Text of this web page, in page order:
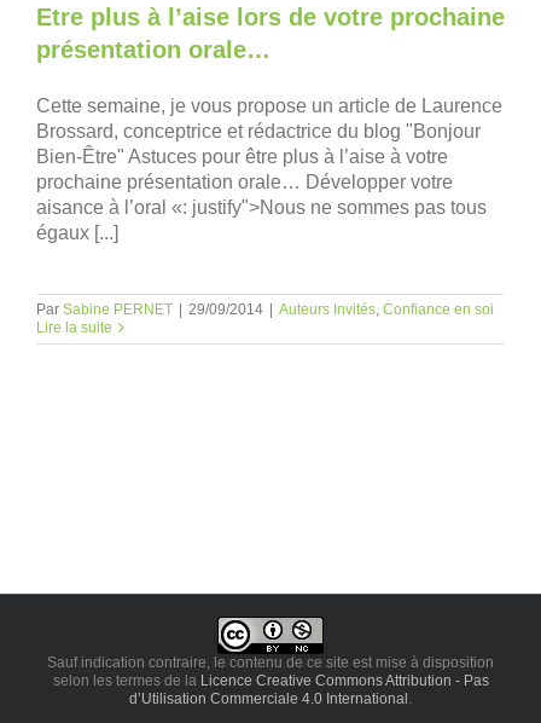
Etre plus à l’aise lors de votre prochaine
présentation orale…
Cette semaine, je vous propose un article de Laurence
Brossard, conceptrice et rédactrice du blog "Bonjour
Bien-Être" Astuces pour être plus à l’aise à votre
prochaine présentation orale… Développer votre
aisance à l’oral «: justify">Nous ne sommes pas tous
égaux [...]
Par Sabine PERNET | 29/09/2014 | Auteurs Invités, Confiance en soi
Lire la suite
Sauf indication contraire, le contenu de ce site est mise à disposition
selon les termes de la Licence Creative Commons Attribution - Pas
d’Utilisation Commerciale 4.0 International.